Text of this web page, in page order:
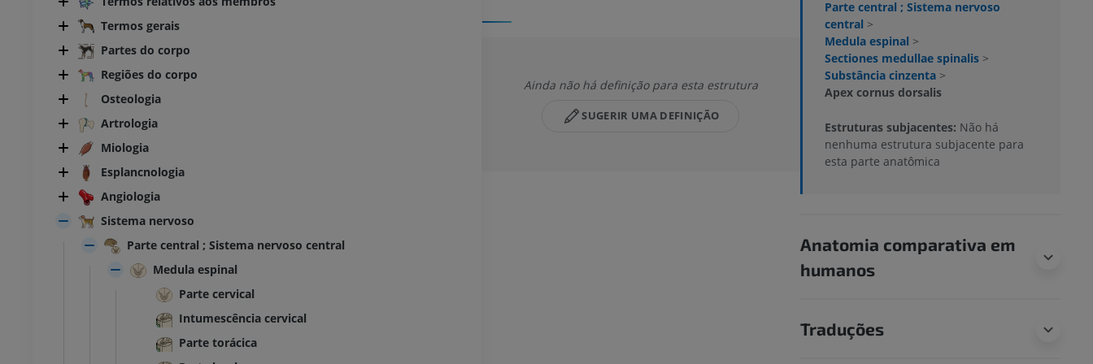
Termos gerais
Partes do corpo
Regiões do corpo
Osteologia
Artrologia
Miologia
Esplancnologia
Angiologia
Sistema nervoso
Parte central ; Sistema nervoso central
Medula espinal
Parte cervical
Intumescência cervical
Parte torácica
Ainda não há definição para esta estrutura
SUGERIR UMA DEFINIÇÃO
Parte central ; Sistema nervoso
central >
Medula espinal >
Sectiones medullae spinalis >
Substância cinzenta >
Apex cornus dorsalis
Estruturas subjacentes: Não há
nenhuma estrutura subjacente para
esta parte anatômica
Anatomia comparativa em
humanos
Traduções